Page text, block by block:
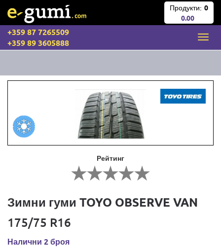
Продукти: 0
0.00
+359 87 7265509
+359 89 3605888
Рейтинг
Зимни гуми TOYO OBSERVE VAN
175/75 R16
Налични 2 броя